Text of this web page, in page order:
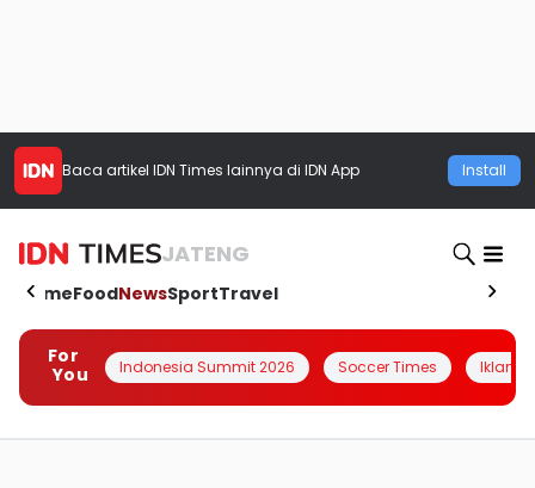
Baca artikel IDN Times lainnya di IDN App Install
JATENG
HomeFoodNewsSportTravel
For
You
Indonesia Summit 2026 Soccer Times Iklanin